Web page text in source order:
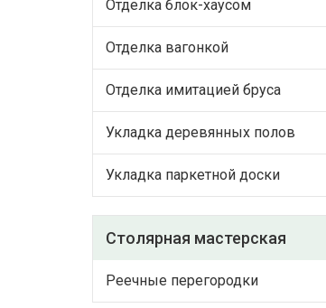
Отделка блок-хаусом
Отделка вагонкой
Отделка имитацией бруса
Укладка деревянных полов
Укладка паркетной доски
Столярная мастерская
Реечные перегородки